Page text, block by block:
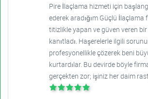
Pire İlaçlama hizmeti için
ederek aradığım Güçlü İlaçlama
titizlikle yapan ve güven veren
kanıtladı. Haşerelerle ilgili
profesyonellikle çözerek beni
kurtardılar. Bu devirde böyle
gerçekten zor; işiniz her daim